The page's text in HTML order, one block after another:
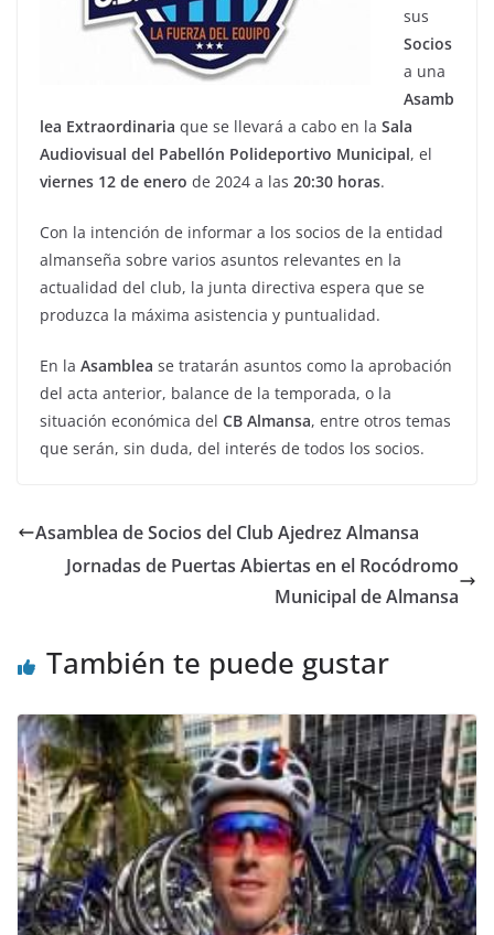
sus
Socios
a una
Asamb
lea Extraordinaria que se llevará a cabo en la Sala
Audiovisual del Pabellón Polideportivo Municipal, el
viernes 12 de enero de 2024 a las 20:30 horas.
Con la intención de informar a los socios de la entidad
almanseña sobre varios asuntos relevantes en la
actualidad del club, la junta directiva espera que se
produzca la máxima asistencia y puntualidad.
En la Asamblea se tratarán asuntos como la aprobación
del acta anterior, balance de la temporada, o la
situación económica del CB Almansa, entre otros temas
que serán, sin duda, del interés de todos los socios.
Asamblea de Socios del Club Ajedrez Almansa
Jornadas de Puertas Abiertas en el Rocódromo
Municipal de Almansa
También te puede gustar